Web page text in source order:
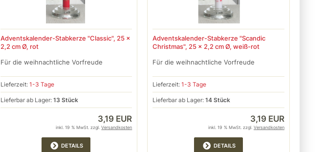
Adventskalender-Stabkerze "Classic", 25 x
2,2 cm Ø, rot
Für die weihnachtliche Vorfreude
Lieferzeit: 1-3 Tage
Lieferbar ab Lager: 13 Stück
3,19 EUR
inkl. 19 % MwSt. zzgl.Versandkosten
DETAILS
Adventskalender-Stabkerze "Scandic
Christmas", 25 x 2,2 cm Ø, weiß-rot
Für die weihnachtliche Vorfreude
Lieferzeit:1-3 Tage
Lieferbar ab Lager:14 Stück
3,19 EUR
inkl. 19 % MwSt. zzgl. Versandkosten
DETAILS